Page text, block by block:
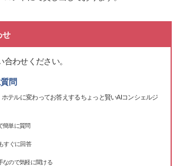
せ
わせください。
問
テルに変わってお答えするちょっと賢いAIコンシェルジ
簡単に質問
すぐに回答
なので気軽に聞ける